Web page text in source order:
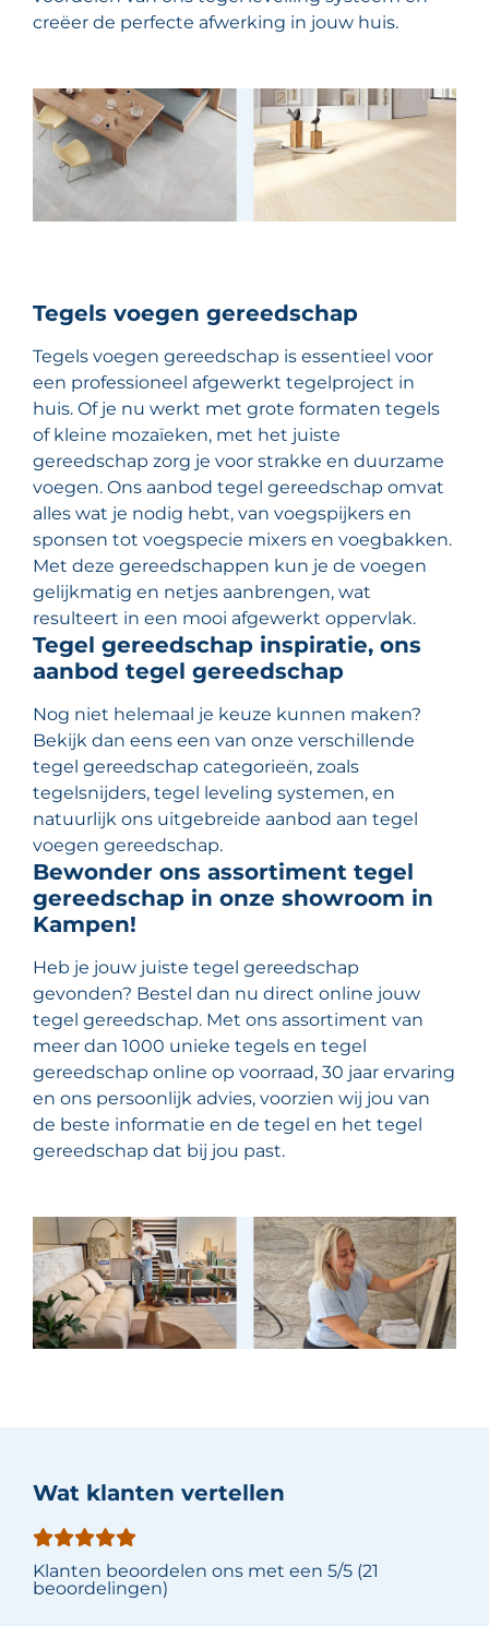
creëer de perfecte afwerking in jouw huis.
Tegels voegen gereedschap
Tegels voegen gereedschap is essentieel voor
een professioneel afgewerkt tegelproject in
huis. Of je nu werkt met grote formaten tegels
of kleine mozaïeken, met het juiste
gereedschap zorg je voor strakke en duurzame
voegen. Ons aanbod tegel gereedschap omvat
alles wat je nodig hebt, van voegspijkers en
sponsen tot voegspecie mixers en voegbakken.
Met deze gereedschappen kun je de voegen
gelijkmatig en netjes aanbrengen, wat
resulteert in een mooi afgewerkt oppervlak.
Tegel gereedschap inspiratie, ons
aanbod tegel gereedschap
Nog niet helemaal je keuze kunnen maken?
Bekijk dan eens een van onze verschillende
tegel gereedschap categorieën, zoals
tegelsnijders, tegel leveling systemen, en
natuurlijk ons uitgebreide aanbod aan tegel
voegen gereedschap.
Bewonder ons assortiment tegel
gereedschap in onze showroom in
Kampen!
Heb je jouw juiste tegel gereedschap
gevonden? Bestel dan nu direct online jouw
tegel gereedschap. Met ons assortiment van
meer dan 1000 unieke tegels en tegel
gereedschap online op voorraad, 30 jaar ervaring
en ons persoonlijk advies, voorzien wij jou van
de beste informatie en de tegel en het tegel
gereedschap dat bij jou past.
Wat klanten vertellen
Klanten beoordelen ons met een 5/5 (21
beoordelingen)